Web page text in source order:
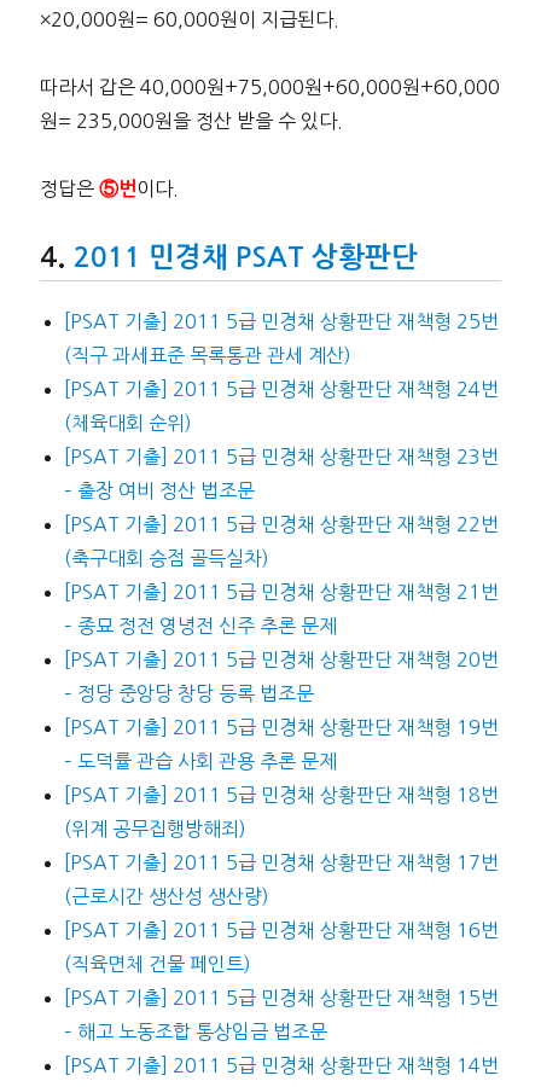
×20,000원= 60,000원이 지급된다.
따라서 갑은 40,000원+75,000원+60,000원+60,000
원= 235,000원을 정산 받을 수 있다.
정답은 ⑤번 이다.
2011 민경채 PSAT 상황판단
[PSAT 기출] 2011 5급 민경채 상황판단 재책형 25번
(직구 과세표준 목록통관 관세 계산)
[PSAT 기출] 2011 5급 민경채 상황판단 재책형 24번
(체육대회 순위)
[PSAT 기출] 2011 5급 민경채 상황판단 재책형 23번
– 출장 여비 정산 법조문
[PSAT 기출] 2011 5급 민경채 상황판단 재책형 22번
(축구대회 승점 골득실차)
[PSAT 기출] 2011 5급 민경채 상황판단 재책형 21번
– 종묘 정전 영녕전 신주 추론 문제
[PSAT 기출] 2011 5급 민경채 상황판단 재책형 20번
– 정당 중앙당 창당 등록 법조문
[PSAT 기출] 2011 5급 민경채 상황판단 재책형 19번
– 도덕률 관습 사회 관용 추론 문제
[PSAT 기출] 2011 5급 민경채 상황판단 재책형 18번
(위계 공무집행방해죄)
[PSAT 기출] 2011 5급 민경채 상황판단 재책형 17번
(근로시간 생산성 생산량)
[PSAT 기출] 2011 5급 민경채 상황판단 재책형 16번
(직육면체 건물 페인트)
[PSAT 기출] 2011 5급 민경채 상황판단 재책형 15번
– 해고 노동조합 통상임금 법조문
[PSAT 기출] 2011 5급 민경채 상황판단 재책형 14번